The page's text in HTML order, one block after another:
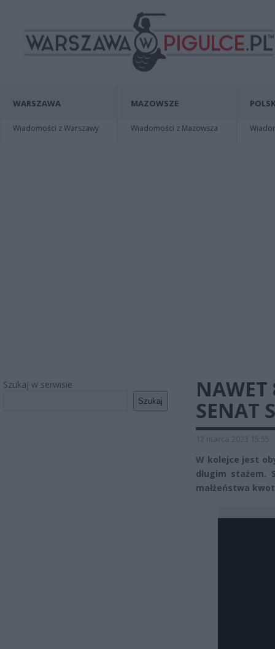
WARSZAWA
Wiadomości z Warszawy
MAZOWSZE
Wiadomości z Mazowsza
Szukaj w serwisie
Szukaj
NAWET
SENAT
12 marca 2023 15:55
W kolejce jest
długim stażem.
małżeństwa